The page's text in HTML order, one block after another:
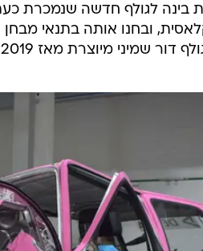
בינה לגולף חדשה שנמכרת
מאז 2019 וזה מבחן הריסוק שגם היא עברה.